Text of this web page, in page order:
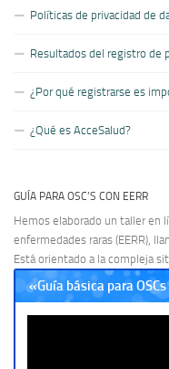
Políticas de privacidad de
Resultados del registro de
¿Por qué registrarse es
¿Qué es AcceSalud?
GUÍA PARA OSC’S CON EERR
Hemos elaborado un taller en
enfermedades raras (EERR),
Está orientado a la compleja
«Guía básica para OSCs